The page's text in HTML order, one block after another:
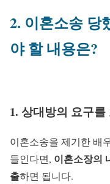
2. 이혼소송 당
야 할 내용은?
1. 상대방의 요구
이혼소송을 제기한 배
들인다면, 이혼소장의
출하면 됩니다.